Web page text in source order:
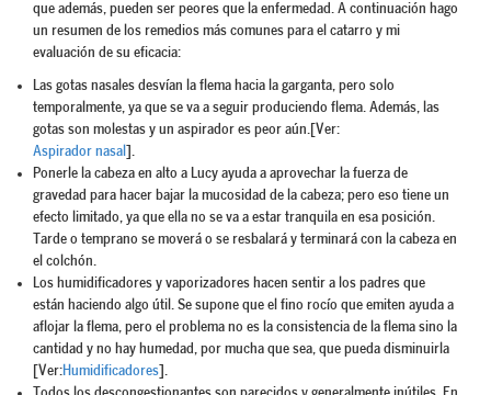
que además, pueden ser peores que la enfermedad. A continuación hago
un resumen de los remedios más comunes para el catarro y mi
evaluación de su eficacia:
Las gotas nasales desvían la flema hacia la garganta, pero solo
temporalmente, ya que se va a seguir produciendo flema. Además, las
gotas son molestas y un aspirador es peor aún.[Ver:
Aspirador nasal ].
Ponerle la cabeza en alto a Lucy ayuda a aprovechar la fuerza de
gravedad para hacer bajar la mucosidad de la cabeza; pero eso tiene un
efecto limitado, ya que ella no se va a estar tranquila en esa posición.
Tarde o temprano se moverá o se resbalará y terminará con la cabeza en
el colchón.
Los humidificadores y vaporizadores hacen sentir a los padres que
están haciendo algo útil. Se supone que el fino rocío que emiten ayuda a
aflojar la flema, pero el problema no es la consistencia de la flema sino la
cantidad y no hay humedad, por mucha que sea, que pueda disminuirla
[Ver:Humidificadores ].